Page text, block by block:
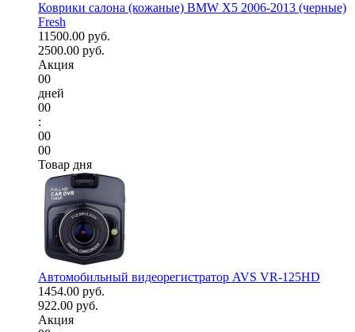
Коврики салона (кожаные) BMW X5 2006-2013 (черные)
Fresh
11500.00 руб.
2500.00 руб.
Акция
00
дней
00
:
00
00
Товар дня
Автомобильный видеорегистратор AVS VR-125HD
1454.00 руб.
922.00 руб.
Акция